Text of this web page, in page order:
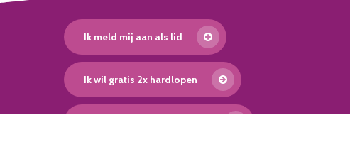
Ik meld mij aan als lid
Ik wil gratis 2x hardlopen